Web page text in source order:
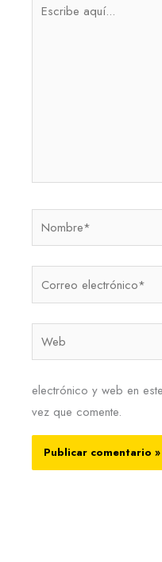
Nombre*
electrónico y web en
vez que comente.